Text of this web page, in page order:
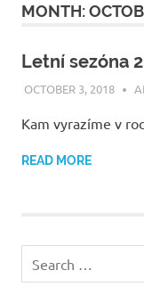
MONTH:
Letní sezóna
OCTOBER 3, 2018
Kam vyrazíme v
READ MORE